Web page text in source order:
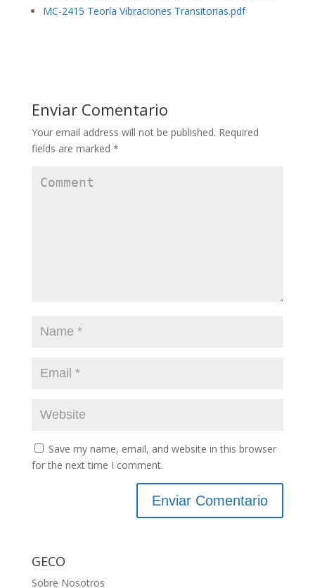
MC-2415 Teoría Vibraciones Transitorias.pdf
Enviar Comentario
Your email address will not be published. Required
fields are marked *
Save my name, email, and website in this browser
for the next time I comment.
GECO
Sobre Nosotros